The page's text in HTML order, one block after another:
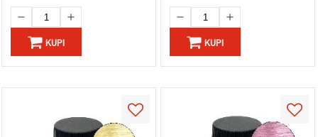
KUPI KUPI